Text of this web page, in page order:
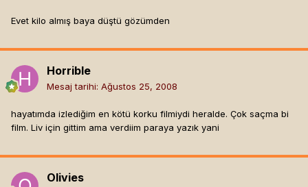
Evet kilo almış baya düştü gözümden
Horrible
Mesaj tarihi: Ağustos 25, 2008
hayatımda izlediğim en kötü korku filmiydi heralde. Çok saçma bi
film. Liv için gittim ama verdiim paraya yazık yani
Olivies